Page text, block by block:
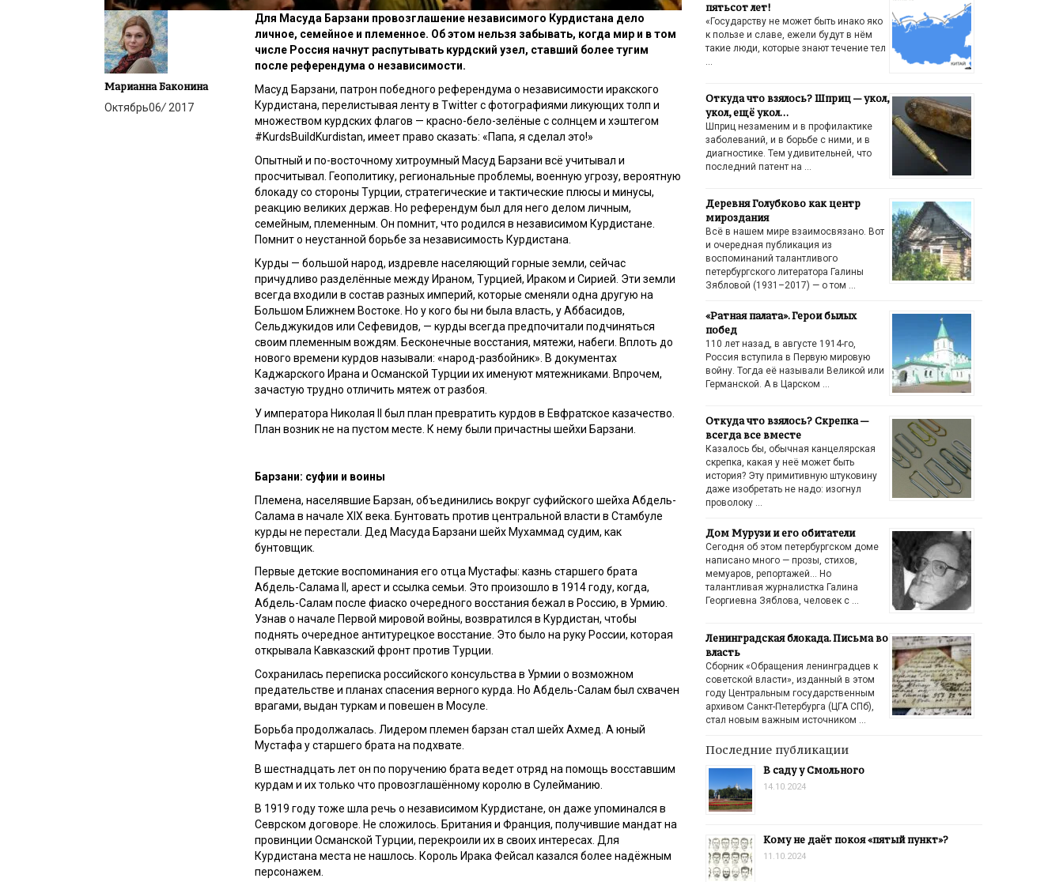
Марианна Баконина
Октябрь06/ 2017
Для Масуда Барзани провозглашение независимого Курдистана дело
личное, семейное и племенное. Об этом нельзя забывать, когда мир и в том
числе Россия начнут распутывать курдский узел, ставший более тугим
после референдума о независимости.
Масуд Барзани, патрон победного референдума о независимости иракского
Курдистана, перелистывая ленту в Twitter с фотографиями ликующих толп и
множеством курдских флагов — красно-бело-зелёные с солнцем и хэштегом
#KurdsBuildKurdistan, имеет право сказать: «Папа, я сделал это!»
Опытный и по-восточному хитроумный Масуд Барзани всё учитывал и
просчитывал. Геополитику, региональные проблемы, военную угрозу, вероятную
блокаду со стороны Турции, стратегические и тактические плюсы и минусы,
реакцию великих держав. Но референдум был для него делом личным,
семейным, племенным. Он помнит, что родился в независимом Курдистане.
Помнит о неустанной борьбе за независимость Курдистана.
Курды — большой народ, издревле населяющий горные земли, сейчас
причудливо разделённые между Ираном, Турцией, Ираком и Сирией. Эти земли
всегда входили в состав разных империй, которые сменяли одна другую на
Большом Ближнем Востоке. Но у кого бы ни была власть, у Аббасидов,
Сельджукидов или Сефевидов, — курды всегда предпочитали подчиняться
своим племенным вождям. Бесконечные восстания, мятежи, набеги. Вплоть до
нового времени курдов называли: «народ-разбойник». В документах
Каджарского Ирана и Османской Турции их именуют мятежниками. Впрочем,
зачастую трудно отличить мятеж от разбоя.
У императора Николая
был план превратить курдов в Евфратское казачество.
План возник не на пустом месте. К нему были причастны шейхи Барзани.
Барзани: суфии и воины
Племена, населявшие Барзан, объединились вокруг суфийского шейха Абдель-
Салама в начале XIX века. Бунтовать против центральной власти в Стамбуле
курды не перестали. Дед Масуда Барзани шейх Мухаммад судим, как
бунтовщик.
Первые детские воспоминания его отца Мустафы: казнь старшего брата
Абдель-Салама
, арест и ссылка семьи. Это произошло в 1914 году, когда,
Абдель-Салам после фиаско очередного восстания бежал в Россию, в Урмию.
Узнав о начале Первой мировой войны, возвратился в Курдистан, чтобы
поднять очередное антитурецкое восстание. Это было на руку России, которая
открывала Кавказский фронт против Турции.
Сохранилась переписка российского консульства в Урмии о возможном
предательстве и планах спасения верного курда. Но Абдель-Салам был схвачен
врагами, выдан туркам и повешен в Мосуле.
Борьба продолжалась. Лидером племен барзан стал шейх Ахмед. А юный
Мустафа у старшего брата на подхвате.
В шестнадцать лет он по поручению брата ведет отряд на помощь восставшим
курдам и их только что провозглашённому королю в Сулейманию.
В 1919 году тоже шла речь о независимом Курдистане, он даже упоминался в
Севрском договоре. Не сложилось. Британия и Франция, получившие мандат на
провинции Османской Турции, перекроили их в своих интересах. Для
Курдистана места не нашлось. Король Ирака Фейсал казался более надёжным
персонажем.
пятьсот лет!
«Государству не может быть инако яко
к пользе и славе, ежели будут в нём
такие люди, которые знают течение тел
Откуда что взялось? Шприц — укол,
укол, ещё укол…
Шприц незаменим и в профилактике
заболеваний, и в борьбе с ними, и в
диагностике. Тем удивительней, что
последний патент на …
Деревня Голубково как центр
мироздания
Всё в нашем мире взаимосвязано. Вот
и очередная публикация из
воспоминаний талантливого
петербургского литератора Галины
Зябловой (1931–2017) — о том …
«Ратная палата». Герои былых
побед
110 лет назад, в августе 1914-го,
Россия вступила в Первую мировую
войну. Тогда её называли Великой или
Германской. А в Царском …
Откуда что взялось? Скрепка —
всегда все вместе
Казалось бы, обычная канцелярская
скрепка, какая у неё может быть
история? Эту примитивную штуковину
даже изобретать не надо: изогнул
проволоку …
Дом Мурузи и его обитатели
Сегодня об этом петербургском доме
написано много — прозы, стихов,
мемуаров, репортажей… Но
талантливая журналистка Галина
Георгиевна Зяблова, человек с …
Ленинградская блокада. Письма во
власть
Сборник «Обращения ленинградцев к
советской власти», изданный в этом
году Центральным государственным
архивом Санкт-Петербурга (ЦГА СПб),
стал новым важным источником …
Последние публикации
В саду у Смольного
14.10.2024
Кому не даёт покоя «пятый пункт»?
11.10.2024